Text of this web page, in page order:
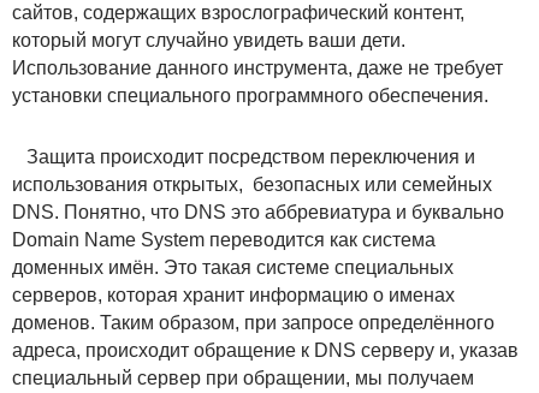
сайтов, содержащих взрослографический контент,
который могут случайно увидеть ваши дети.
Использование данного инструмента, даже не требует
установки специального программного обеспечения.
Защита происходит посредством переключения и
использования открытых, безопасных или семейных
DNS. Понятно, что DNS это аббревиатура и буквально
Domain Name System переводится как система
доменных имён. Это такая системе специальных
серверов, которая хранит информацию о именах
доменов. Таким образом, при запросе определённого
адреса, происходит обращение к DNS серверу и, указав
специальный сервер при обращении, мы получаем